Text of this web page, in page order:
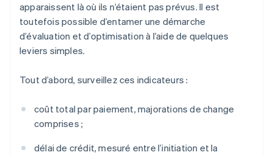
apparaissent là où ils n’étaient pas prévus. Il est
toutefois possible d’entamer une démarche
d’évaluation et d’optimisation à l’aide de quelques
leviers simples.
Tout d’abord, surveillez ces indicateurs :
coût total par paiement, majorations de change
comprises ;
délai de crédit, mesuré entre l’initiation et la